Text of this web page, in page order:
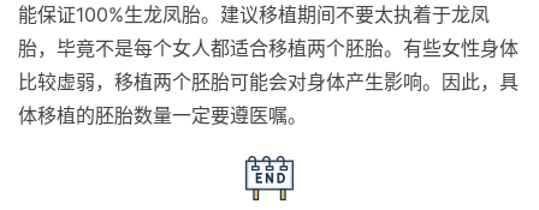
能保证100%生龙凤胎。建议移植期间不要太执着于龙凤
胎，毕竟不是每个女人都适合移植两个胚胎。有些女性身体
比较虚弱，移植两个胚胎可能会对身体产生影响。因此，具
体移植的胚胎数量一定要遵医嘱。